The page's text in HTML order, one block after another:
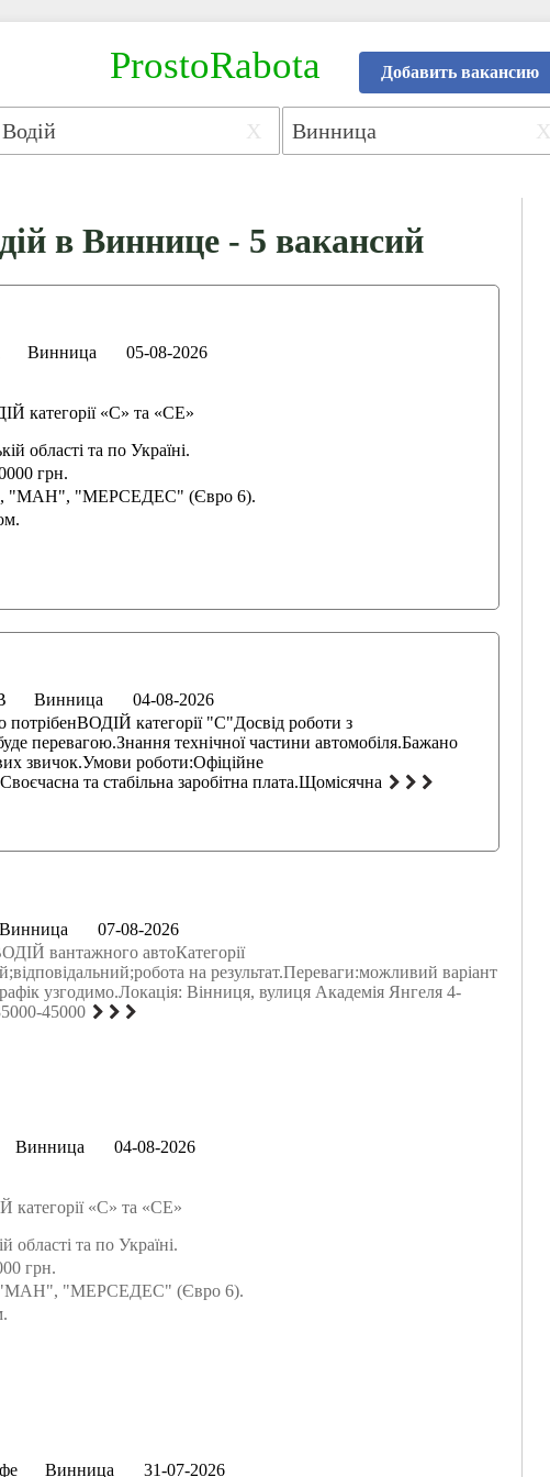
ProstoRabota Добавить вакансию
X X
в Виннице - 5 вакансий
Винница
05-08-2026
категорії «С» та «СЕ»
області та по Україні.
грн.
"МАН", "МЕРСЕДЕС" (Євро 6).
Винница
04-08-2026
потрібенВОДІЙ категорії "С"Досвід роботи з
перевагою.Знання технічної частини автомобіля.Бажано
звичок.Умови роботи:Офіційне
та стабільна заробітна плата.Щомісячна
Винница
07-08-2026
вантажного автоКатегорії
на результат.Переваги:можливий варіант
узгодимо.Локація: Вінниця, вулиця Академія Янгеля 4-
45000
Винница
04-08-2026
категорії «С» та «СЕ»
області та по Україні.
грн.
"МАН", "МЕРСЕДЕС" (Євро 6).
Винница 31-07-2026